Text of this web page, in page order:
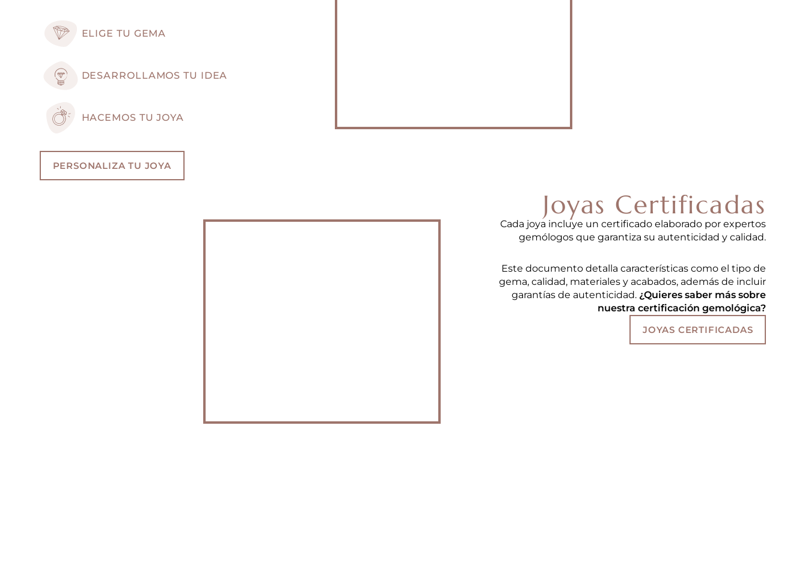
ELIGE TU GEMA
DESARROLLAMOS TU IDEA
HACEMOS TU JOYA
PERSONALIZA TU JOYA
Joyas Certificadas
Cada joya incluye un certificado elaborado por expertos
gemólogos que garantiza su autenticidad y calidad.
Este documento detalla características como el tipo de
gema, calidad, materiales y acabados, además de incluir
garantías de autenticidad. ¿Quieres saber más sobre
nuestra certificación gemológica?
JOYAS CERTIFICADAS